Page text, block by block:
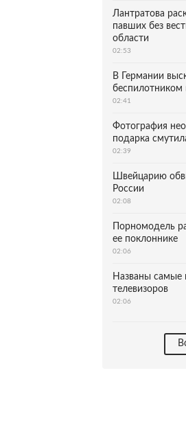
Лантратова
павших без
области
02:53
В Германии
беспилотником
02:41
Фотография
подарка
02:39
Швейцарию
России
02:08
Порномодель
ее поклоннике
02:06
Названы
телевизоров
02:06